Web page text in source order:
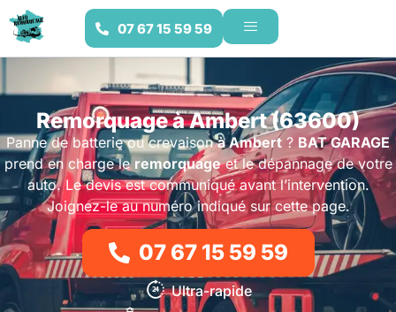
07 67 15 59 59
Remorquage à Ambert (63600)
Panne de batterie ou crevaisonà Ambert ? BAT GARAGE
prend en charge leremorquageet le dépannage de votre
auto. Le devis est communiqué avant l’intervention.
Joignez-le au numéro indiqué sur cette page.
07 67 15 59 59
Ultra-rapide